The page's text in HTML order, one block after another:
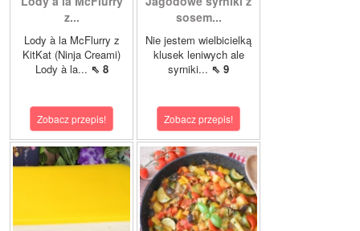
z...
Lody à la McFlurry z
KitKat (Ninja Creami)
Lody à la... ⇖ 8
Zobacz przepis!
sosem...
Nie jestem wielbicielką
klusek leniwych ale
syrniki... ⇖ 9
Zobacz przepis!